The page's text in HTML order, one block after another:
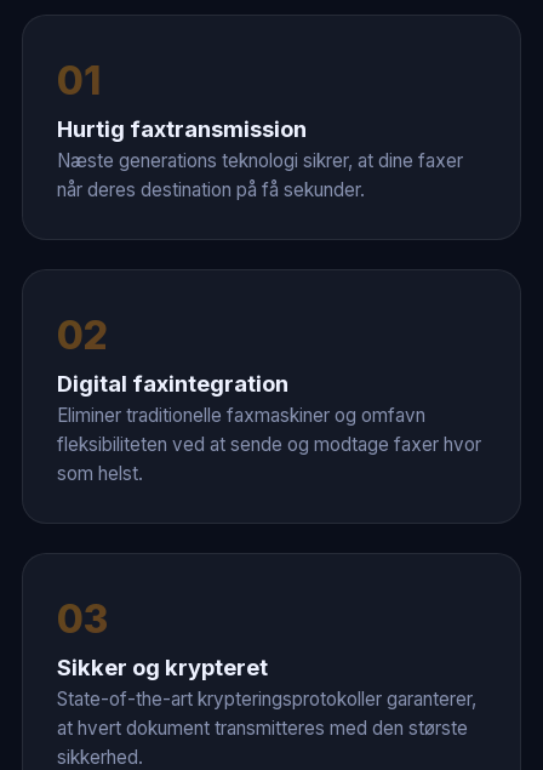
01
Hurtig faxtransmission
Næste generations teknologi sikrer, at dine faxer
når deres destination på få sekunder.
02
Digital faxintegration
Eliminer traditionelle faxmaskiner og omfavn
fleksibiliteten ved at sende og modtage faxer hvor
som helst.
03
Sikker og krypteret
State-of-the-art krypteringsprotokoller garanterer,
at hvert dokument transmitteres med den største
sikkerhed.